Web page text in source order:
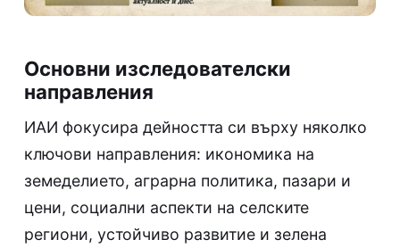
Основни изследователски
направления
ИАИ фокусира дейността си върху няколко
ключови направления: икономика на
земеделието, аграрна политика, пазари и
цени, социални аспекти на селските
региони, устойчиво развитие и зелена